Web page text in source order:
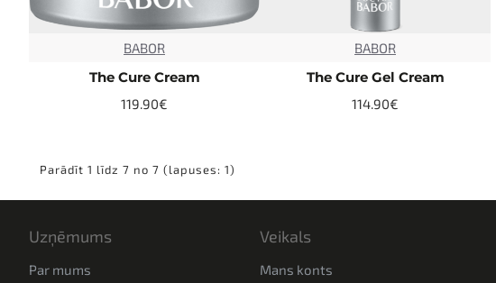
BABOR
The Cure Cream
119.90€
BABOR
The Cure Gel Cream
114.90€
Parādīt 1 līdz 7 no 7 (lapuses: 1)
Uzņēmums
Par mums
Veikals
Mans konts